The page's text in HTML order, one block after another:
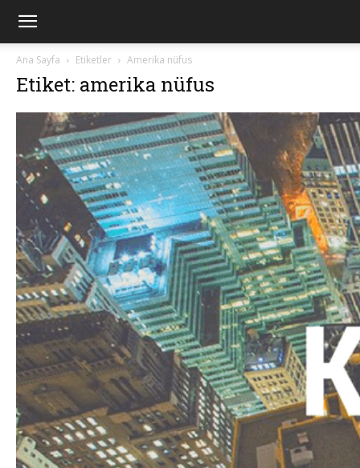
Ana Sayfa Etiketler Amerika nüfus
Etiket: amerika nüfus